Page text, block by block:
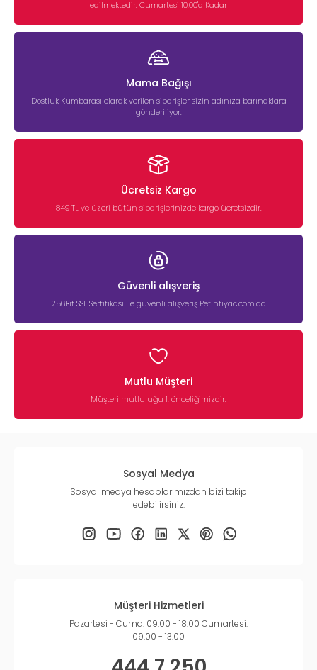
edilmektedir. Cumartesi 10:00'a Kadar
Mama Bağışı
Dostluk Kumbarası olarak verilen siparişler sizin adınıza barınaklara
gönderiliyor.
Ücretsiz Kargo
849 TL ve üzeri bütün siparişlerinizde kargo ücretsizdir.
Güvenli alışveriş
256Bit SSL Sertifikası ile güvenli alışveriş Petihtiyac.com’da
Mutlu Müşteri
Müşteri mutluluğu 1. önceliğimizdir.
Sosyal Medya
Sosyal medya hesaplarımızdan bizi takip
edebilirsiniz.
Müşteri Hizmetleri
Pazartesi - Cuma: 09:00 - 18:00 Cumartesi:
09:00 - 13:00